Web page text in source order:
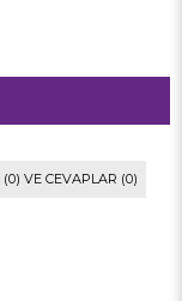
(0) VE CEVAPLAR (0)